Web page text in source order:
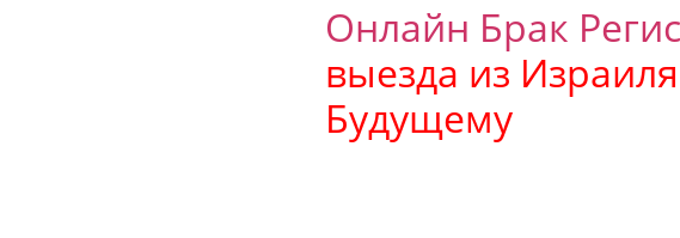
Онлайн Брак
выезда из
Будущему